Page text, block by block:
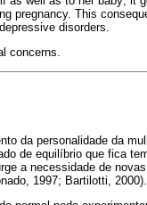
pregnancy. This
disorders.
concerns.
da personalidade da
de equilíbrio que fica
a necessidade de
1997; Bartilotti, 2000).